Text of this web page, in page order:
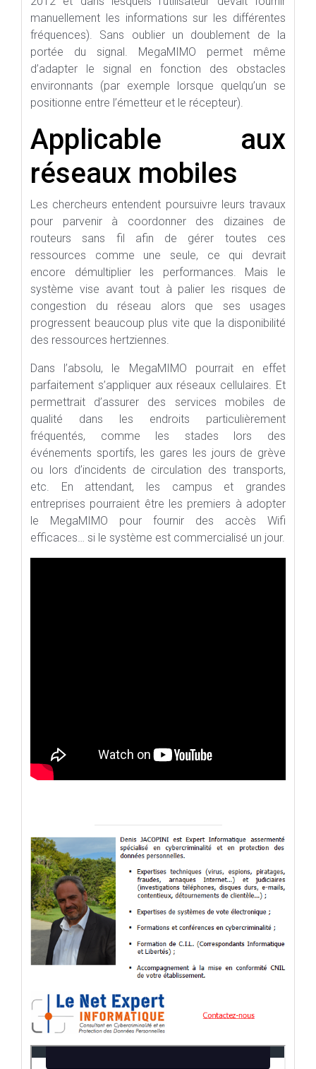
manuellement les informations sur les différentes
fréquences). Sans oublier un doublement de la
portée du signal. MegaMIMO permet même
d’adapter le signal en fonction des obstacles
environnants (par exemple lorsque quelqu’un se
positionne entre l’émetteur et le récepteur).
Applicable aux
réseaux mobiles
Les chercheurs entendent poursuivre leurs travaux
pour parvenir à coordonner des dizaines de
routeurs sans fil afin de gérer toutes ces
ressources comme une seule, ce qui devrait
encore démultiplier les performances. Mais le
système vise avant tout à palier les risques de
congestion du réseau alors que ses usages
progressent beaucoup plus vite que la disponibilité
des ressources hertziennes.
Dans l’absolu, le MegaMIMO pourrait en effet
parfaitement s’appliquer aux réseaux cellulaires. Et
permettrait d’assurer des services mobiles de
qualité dans les endroits particulièrement
fréquentés, comme les stades lors des
événements sportifs, les gares les jours de grève
ou lors d’incidents de circulation des transports,
etc. En attendant, les campus et grandes
entreprises pourraient être les premiers à adopter
le MegaMIMO pour fournir des accès Wifi
efficaces… si le système est commercialisé un jour.